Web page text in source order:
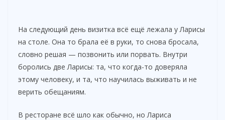
На следующий день визитка всё ещё лежала у Ларисы
на столе. Она то брала её в руки, то снова бросала,
словно решая — позвонить или порвать. Внутри
боролись две Ларисы: та, что когда-то доверяла
этому человеку, и та, что научилась выживать и не
верить обещаниям.
В ресторане всё шло как обычно, но Лариса